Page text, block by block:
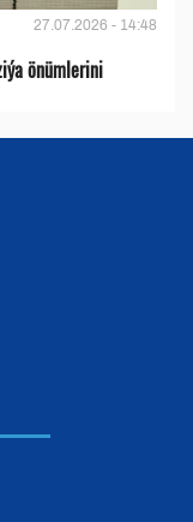
27.07.2026 - 14:48
önümlerini